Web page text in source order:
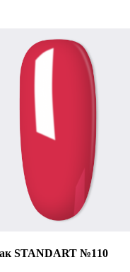
STANDART №110